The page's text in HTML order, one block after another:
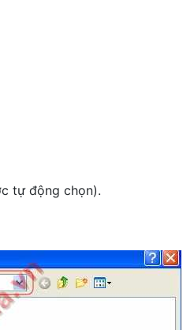
tự động chọn).